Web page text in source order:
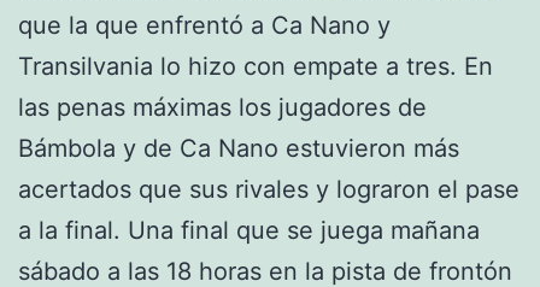
que la que enfrentó a Ca Nano y
Transilvania lo hizo con empate a tres. En
las penas máximas los jugadores de
Bámbola y de Ca Nano estuvieron más
acertados que sus rivales y lograron el pase
a la final. Una final que se juega mañana
sábado a las 18 horas en la pista de frontón